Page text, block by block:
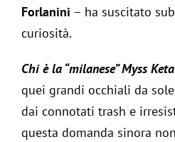
Forlanini – ha suscitato
curiosità.
Chi è la “milanese” Myss Keta
quei grandi occhiali da
dai connotati trash e
questa domanda sinora